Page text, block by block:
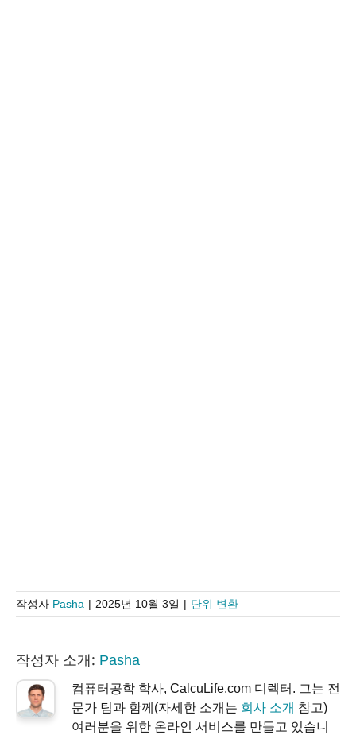
작성자 Pasha | 2025년 10월 3일 | 단위 변환
작성자 소개: Pasha
컴퓨터공학 학사, CalcuLife.com 디렉터. 그는 전
문가 팀과 함께(자세한 소개는 회사 소개 참고)
여러분을 위한 온라인 서비스를 만들고 있습니